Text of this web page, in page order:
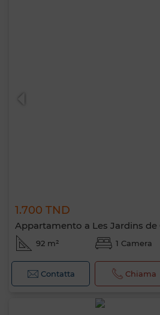
1.700 TND
Appartamento a Les Jardins de
92 m² 1 Camera
Contatta Chiama